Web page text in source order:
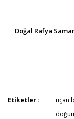
Doğal Rafya
Etiketler : uçan